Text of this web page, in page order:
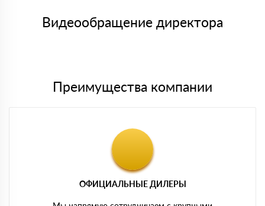
либо Вы забираете товар со склада самовывоза.
Видеообращение директора
Преимущества компании
ОФИЦИАЛЬНЫЕ ДИЛЕРЫ